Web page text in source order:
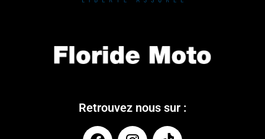
Retrouvez nous sur :